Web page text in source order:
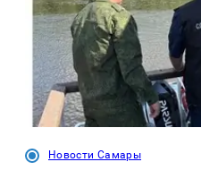
Новости Самары